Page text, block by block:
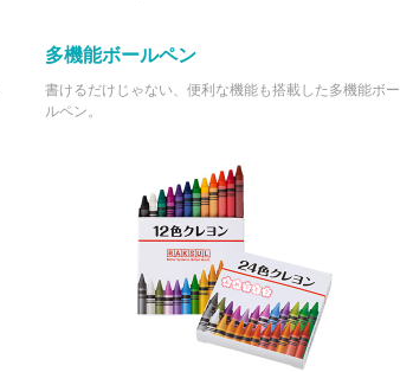
多機能ボールペン
書けるだけじゃない、便利な機能も搭載した多機能ボー
ルペン。